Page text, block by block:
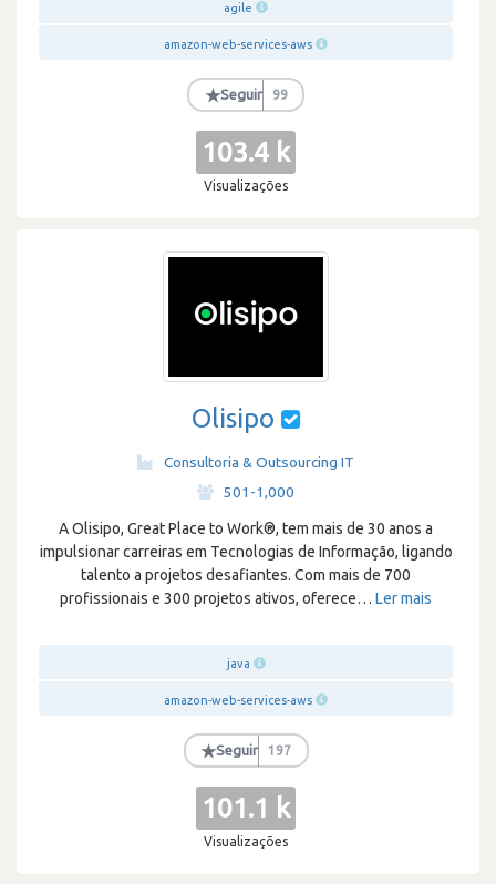
agile
amazon-web-services-aws
★Seguir 99
103.4 k
Visualizações
Olisipo
Consultoria & Outsourcing IT
501-1,000
A Olisipo, Great Place to Work®, tem mais de 30 anos a
impulsionar carreiras em Tecnologias de Informação, ligando
talento a projetos desafiantes. Com mais de 700
profissionais e 300 projetos ativos, oferece… Ler mais
java
amazon-web-services-aws
★Seguir 197
101.1 k
Visualizações